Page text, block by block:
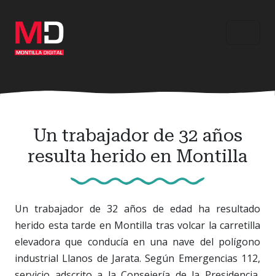
contenido
principal
Un trabajador de 32 años
resulta herido en Montilla
Un trabajador de 32 años de edad ha resultado
herido esta tarde en Montilla tras volcar la carretilla
elevadora que conducía en una nave del polígono
industrial Llanos de Jarata. Según Emergencias 112,